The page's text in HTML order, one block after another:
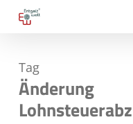
Skip
content
Tag
Änderung